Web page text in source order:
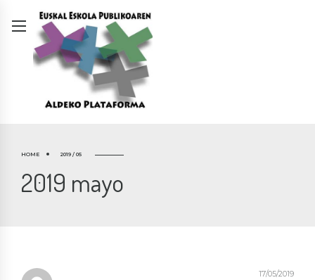
HOME 2019 / 05
2019 mayo
17/05/2019